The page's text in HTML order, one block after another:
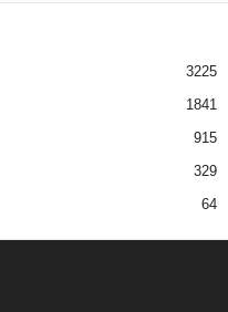
3225
1841
915
329
64